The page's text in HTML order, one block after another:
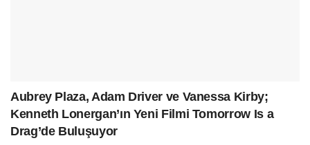
Aubrey Plaza, Adam Driver ve Vanessa Kirby;
Kenneth Lonergan’ın Yeni Filmi Tomorrow Is a
Drag’de Buluşuyor